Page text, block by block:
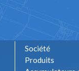
Société
Produits